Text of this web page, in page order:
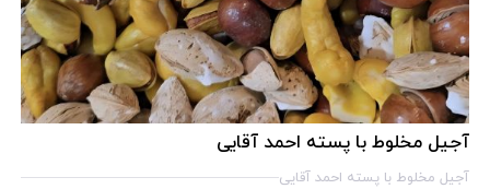
آجیل مخلوط با پسته احمد آقایی
آجیل مخلوط با پسته احمد آقایی